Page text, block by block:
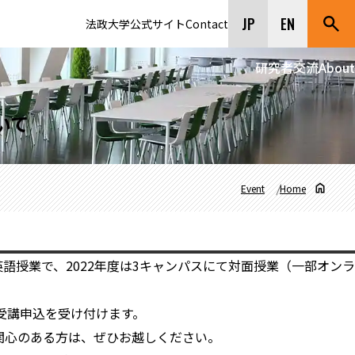
法政大学公式サイトContact JP EN
研究者交流About
て
Home
Event
授業で、2022年度は3キャンパスにて対面授業（一部オンラ
申込を受け付けます。
のある方は、ぜひお越しください。